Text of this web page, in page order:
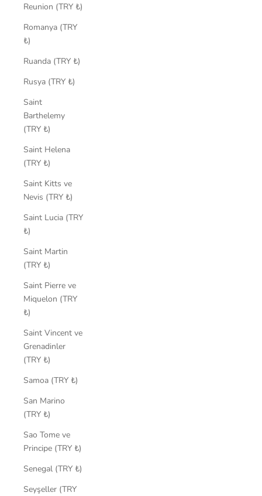
Reunion (TRY ₺)
Romanya (TRY
₺)
Ruanda (TRY ₺)
Rusya (TRY ₺)
Saint
Barthelemy
(TRY ₺)
Saint Helena
(TRY ₺)
Saint Kitts ve
Nevis (TRY ₺)
Saint Lucia (TRY
₺)
Saint Martin
(TRY ₺)
Saint Pierre ve
Miquelon (TRY
₺)
Saint Vincent ve
Grenadinler
(TRY ₺)
Samoa (TRY ₺)
San Marino
(TRY ₺)
Sao Tome ve
Principe (TRY ₺)
Senegal (TRY ₺)
Seyşeller (TRY